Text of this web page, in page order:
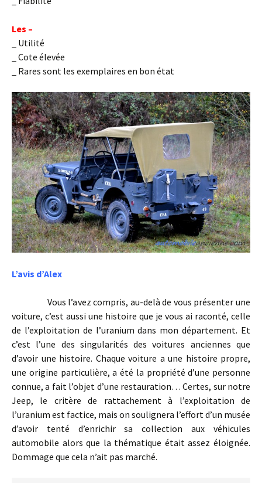
Les –
_ Utilité
_ Cote élevée
_ Rares sont les exemplaires en bon état
L’avis d’Alex
Vous l’avez compris, au-delà de vous présenter une
voiture, c’est aussi une histoire que je vous ai raconté, celle
de l’exploitation de l’uranium dans mon département. Et
c’est l’une des singularités des voitures anciennes que
d’avoir une histoire. Chaque voiture a une histoire propre,
une origine particulière, a été la propriété d’une personne
connue, a fait l’objet d’une restauration… Certes, sur notre
Jeep, le critère de rattachement à l’exploitation de
l’uranium est factice, mais on soulignera l’effort d’un musée
d’avoir tenté d’enrichir sa collection aux véhicules
automobile alors que la thématique était assez éloignée.
Dommage que cela n’ait pas marché.